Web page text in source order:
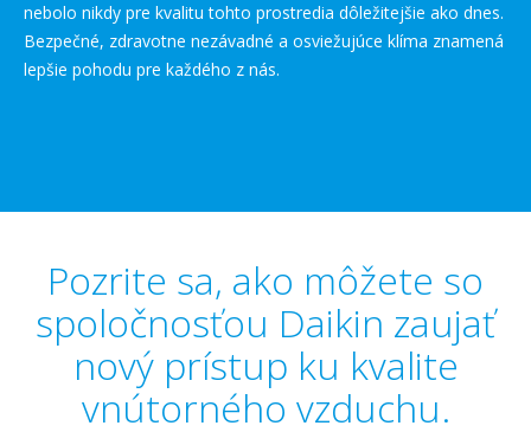
nebolo nikdy pre kvalitu tohto prostredia dôležitejšie ako dnes.
Bezpečné, zdravotne nezávadné a osviežujúce klíma znamená
lepšie pohodu pre každého z nás.
Pozrite sa, ako môžete so
spoločnosťou Daikin zaujať
nový prístup ku kvalite
vnútorného vzduchu.